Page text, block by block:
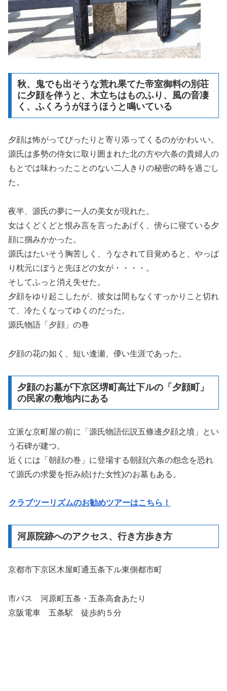
秋、鬼でも出そうな荒れ果てた帝室御料の別荘
に夕顔を伴うと、木立ちはものふり、風の音凄
く、ふくろうがほうほうと鳴いている
夕顔は怖がってぴったりと寄り添ってくるのがかわいい。
源氏は多勢の侍女に取り囲まれた北の方や六条の貴婦人の
もとでは味わったことのない二人きりの秘密の時を過ごし
た。
夜半、源氏の夢に一人の美女が現れた。
女はくどくどと恨み言を言ったあげく、傍らに寝ている夕
顔に掴みかかった。
源氏はたいそう胸苦しく、うなされて目覚めると、やっぱ
り枕元にぼうと先ほどの女が・・・・。
そしてふっと消え失せた。
夕顔をゆり起こしたが、彼女は間もなくすっかりこと切れ
て、冷たくなってゆくのだった。
源氏物語「夕顔」の巻
夕顔の花の如く、短い逢瀬、儚い生涯であった。
夕顔のお墓が下京区堺町高辻下ルの「夕顔町」
の民家の敷地内にある
立派な京町屋の前に「源氏物語伝説五條邊夕顔之墳」とい
う石碑が建つ。
近くには「朝顔の巻」に登場する朝顔(六条の怨念を恐れ
て源氏の求愛を拒み続けた女性)のお墓もある。
クラブツーリズムのお勧めツアーはこちら！
河原院跡へのアクセス、行き方歩き方
京都市下京区木屋町通五条下ル東側都市町
市バス 河原町五条・五条高倉あたり
京阪電車 五条駅 徒歩約５分